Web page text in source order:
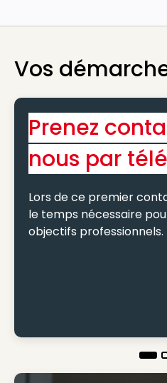
Vos
Prenez
nous par
Lors de ce premier
le temps nécessaire
objectifs professionnels.